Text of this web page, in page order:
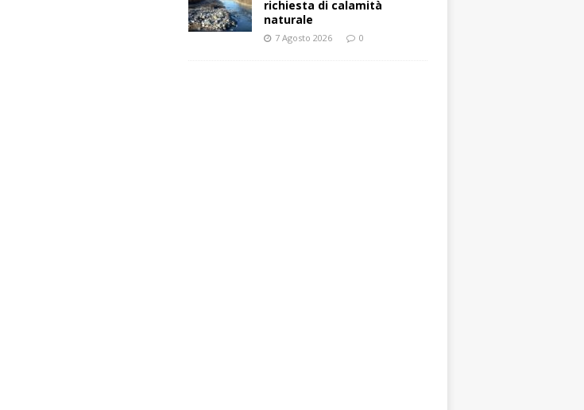
richiesta di calamità
naturale
7 Agosto 2026 0